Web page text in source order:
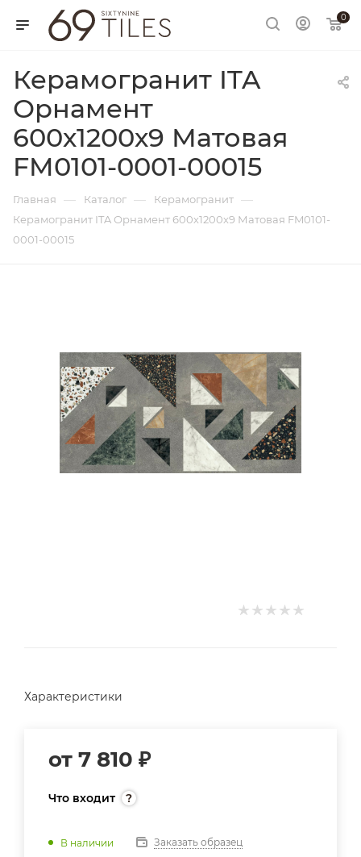
0
Керамогранит ITA
Орнамент
600х1200х9 Матовая
FM0101-0001-00015
Главная — Каталог — Керамогранит —
Керамогранит ITA Орнамент 600х1200х9 Матовая FM0101-
0001-00015
Характеристики
от 7 810 ₽
Что входит
В наличии Заказать образец